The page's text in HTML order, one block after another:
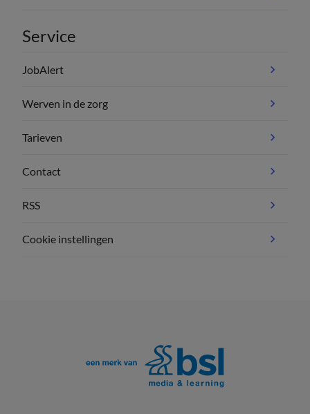
Service
JobAlert
Werven in de zorg
Tarieven
Contact
RSS
Cookie instellingen